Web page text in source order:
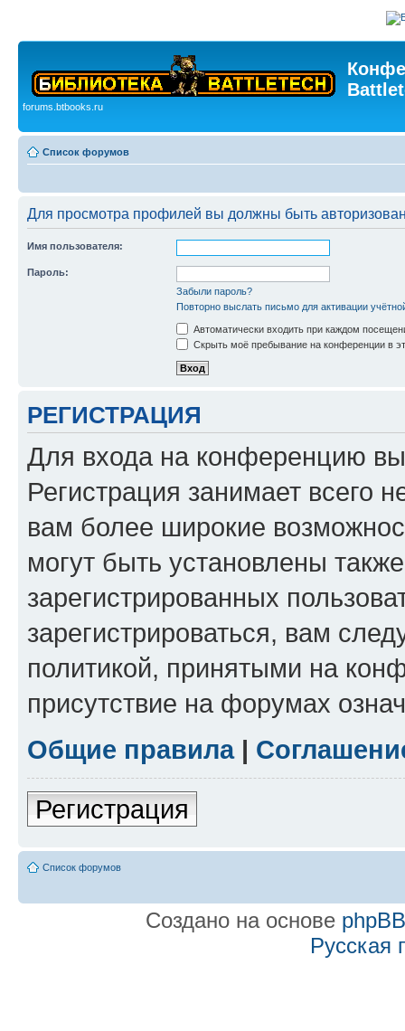
forums.btbooks.ru
Список форумов
Для просмотра профилей вы должны быть
Имя пользователя:
Пароль:
Забыли пароль?
Повторно выслать письмо для активации
Автоматически входить при каждом
Скрыть моё пребывание на конференции в
РЕГИСТРАЦИЯ
Для входа на конференцию
Регистрация занимает всего
вам более широкие
могут быть установлены
зарегистрированных
зарегистрироваться, вам
политикой, принятыми на
присутствие на форумах
Общие правила|
Регистрация
Список форумов
Создано на основе phpBB
Русская